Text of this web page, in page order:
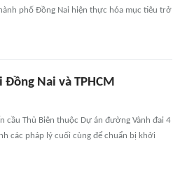
phố Đồng Nai hiện thực hóa mục tiêu trở
Nai và TPHCM
cầu Thủ Biên thuộc Dự án đường Vành đai 4
các pháp lý cuối cùng để chuẩn bị khởi